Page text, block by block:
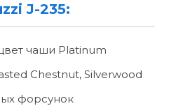
J-235:
чаши Platinum
Chestnut, Silverwood
форсунок